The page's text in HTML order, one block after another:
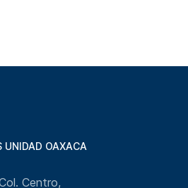
OAXACA
Centro,